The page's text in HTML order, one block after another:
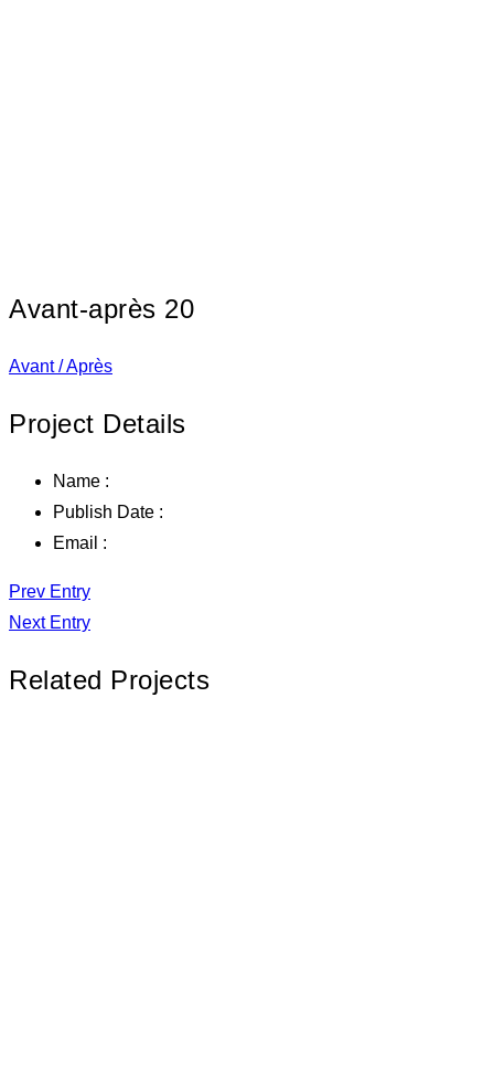
Avant-après 20
Avant / Après
Project Details
Name :
Publish Date :
Email :
Prev Entry
Next Entry
Related Projects